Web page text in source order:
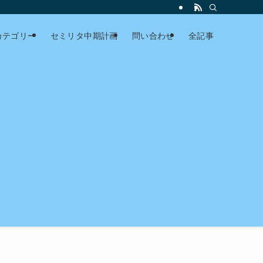
テゴリー セミリタ中期計画 問い合わせ 全記事